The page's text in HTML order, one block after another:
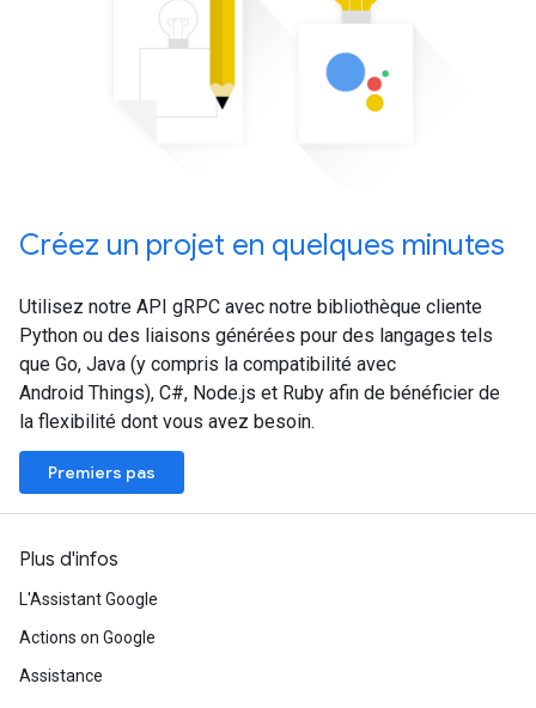
Créez un projet en quelques minutes
Utilisez notre API gRPC avec notre bibliothèque cliente
Python ou des liaisons générées pour des langages tels
que Go, Java (y compris la compatibilité avec
Android Things), C#, Node.js et Ruby afin de bénéficier de
la flexibilité dont vous avez besoin.
Premiers pas
Plus d'infos
L'Assistant Google
Actions on Google
Assistance